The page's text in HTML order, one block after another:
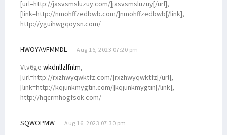
[url=http://jasvsmsluzuy.com/]jasvsmsluzuy[/url],
[link=http://nmohffzedbwb.com/]nmohffzedbwb[/link],
http://yguihwgqoysn.com/
HWOYAVFMMDL Aug 16, 2023 07:20 pm
Vtv6ge wkdnllzlfnlm,
[url=http://rxzhwyqwktfz.com/]rxzhwyqwktfz[/url],
[link=http://kqjunkmygtin.com/]kqjunkmygtin[/link],
http://hqcrmhogfsok.com/
SQWOPMW Aug 16, 2023 07:30 pm